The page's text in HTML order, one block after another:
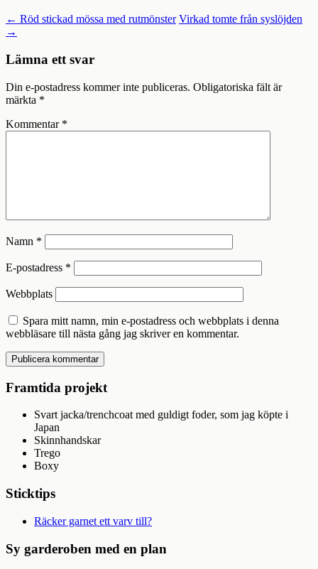
← Röd stickad mössa med rutmönster Virkad tomte från syslöjden
→
Lämna ett svar
Din e-postadress kommer inte publiceras. Obligatoriska fält är
märkta *
Kommentar *
Namn *
E-postadress *
Webbplats
Spara mitt namn, min e-postadress och webbplats i denna
webbläsare till nästa gång jag skriver en kommentar.
Framtida projekt
Svart jacka/trenchcoat med guldigt foder, som jag köpte i
Japan
Skinnhandskar
Trego
Boxy
Sticktips
Räcker garnet ett varv till?
Sy garderoben med en plan